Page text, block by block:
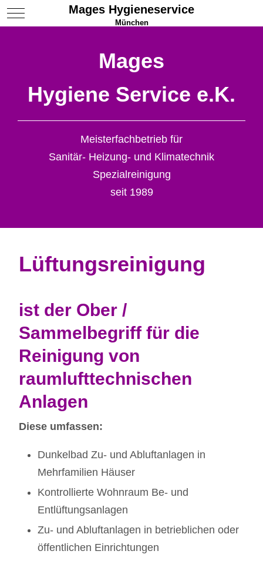
Mobile Menu ToggleMages Hygieneservice
München
Mages
Hygiene Service e.K.
Meisterfachbetrieb für
Sanitär- Heizung- und Klimatechnik
Spezialreinigung
seit 1989
Lüftungsreinigung
ist der Ober /
Sammelbegriff für die
Reinigung von
raumlufttechnischen
Anlagen
Diese umfassen:
Dunkelbad Zu- und Abluftanlagen in
Mehrfamilien Häuser
Kontrollierte Wohnraum Be- und
Entlüftungsanlagen
Zu- und Abluftanlagen in betrieblichen oder
öffentlichen Einrichtungen